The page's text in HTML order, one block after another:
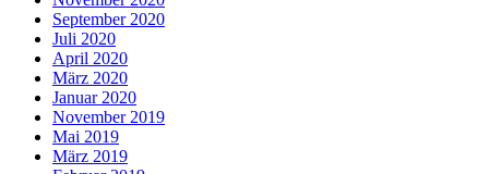
September 2020
Juli 2020
April 2020
März 2020
Januar 2020
November 2019
Mai 2019
März 2019